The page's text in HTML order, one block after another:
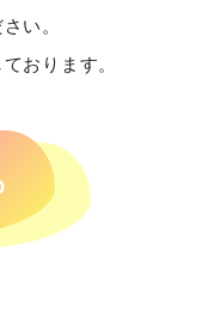
い。
おります。